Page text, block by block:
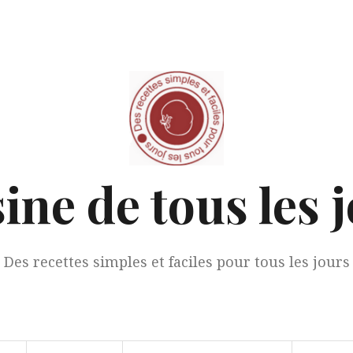
de tous les
Des recettes simples et faciles pour tous les jours